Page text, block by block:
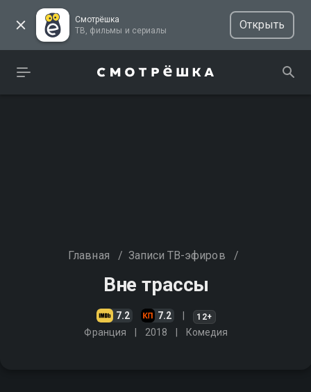
Смотрёшка
ТВ, фильмы и сериалы
Открыть
Главная / Записи ТВ-эфиров /
Вне трассы
7.2 7.2 12+
Франция 2018 Комедия